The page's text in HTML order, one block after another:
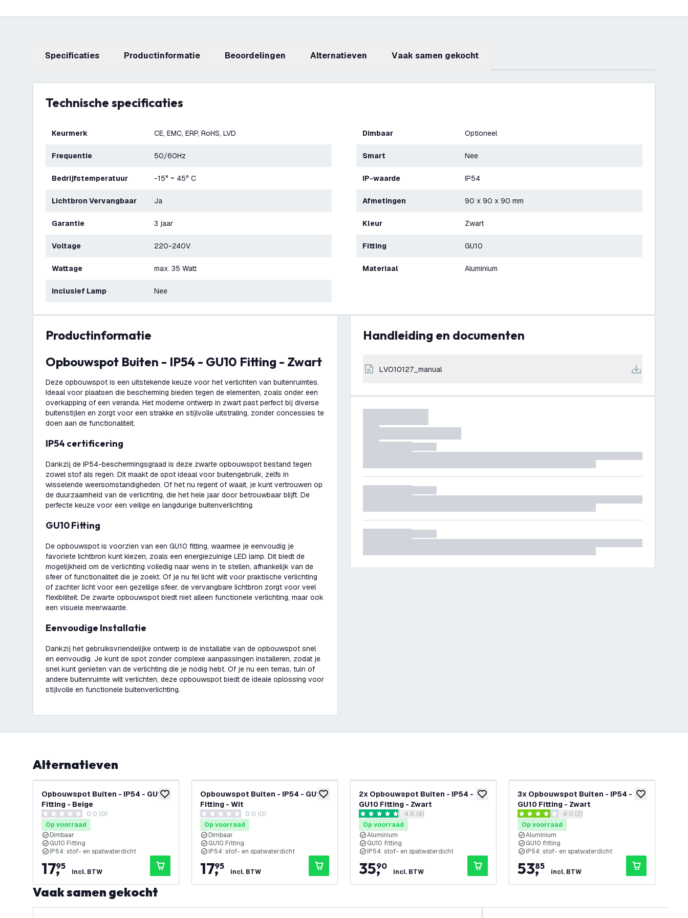
Specificaties productinformatie beoordelingen Alternatieven Vaak samen gekocht
Technische specificaties
Keurmerk CE, EMC, ERP, RoHS, LVD
Frequentie 50/60Hz
Bedrijfstemperatuur -15° ~ 45° C
Lichtbron Vervangbaar Ja
Garantie 3 jaar
Voltage 220-240V
Wattage max. 35 Watt
Inclusief Lamp Nee
Dimbaar Optioneel
Smart Nee
IP-waarde IP54
Afmetingen 90 x 90 x 90 mm
Kleur Zwart
Fitting GU10
Materiaal Aluminium
productinformatie
Opbouwspot Buiten - IP54 - GU10 Fitting - Zwart
Deze opbouwspot is een uitstekende keuze voor het verlichten van buitenruimtes.
Ideaal voor plaatsen die bescherming bieden tegen de elementen, zoals onder een
overkapping of een veranda. Het moderne ontwerp in zwart past perfect bij diverse
buitenstijlen en zorgt voor een strakke en stijlvolle uitstraling, zonder concessies te
doen aan de functionaliteit.
IP54 certificering
Dankzij de IP54-beschermingsgraad is deze zwarte opbouwspot bestand tegen
zowel stof als regen. Dit maakt de spot ideaal voor buitengebruik, zelfs in
wisselende weersomstandigheden. Of het nu regent of waait, je kunt vertrouwen op
de duurzaamheid van de verlichting, die het hele jaar door betrouwbaar blijft. De
perfecte keuze voor een veilige en langdurige buitenverlichting.
GU10 Fitting
De opbouwspot is voorzien van een GU10 fitting, waarmee je eenvoudig je
favoriete lichtbron kunt kiezen, zoals een energiezuinige LED lamp. Dit biedt de
mogelijkheid om de verlichting volledig naar wens in te stellen, afhankelijk van de
sfeer of functionaliteit die je zoekt. Of je nu fel licht wilt voor praktische verlichting
of zachter licht voor een gezellige sfeer, de vervangbare lichtbron zorgt voor veel
flexibiliteit. De zwarte opbouwspot biedt niet alleen functionele verlichting, maar ook
een visuele meerwaarde.
Eenvoudige Installatie
Dankzij het gebruiksvriendelijke ontwerp is de installatie van de opbouwspot snel
en eenvoudig. Je kunt de spot zonder complexe aanpassingen installeren, zodat je
snel kunt genieten van de verlichting die je nodig hebt. Of je nu een terras, tuin of
andere buitenruimte wilt verlichten, deze opbouwspot biedt de ideale oplossing voor
stijlvolle en functionele buitenverlichting.
Handleiding en documenten
LVO10127_manual
Alternatieven
toevoegen aan verlanglijst
Opbouwspot Buiten - IP54 - GU10
Fitting - Beige
0 score sterren0.0 (0)
Op voorraad
Dimbaar
GU10 Fitting
IP54: stof- en spatwaterdicht
17,
95
incl. BTW
toevoegen aan verlanglijst
Opbouwspot Buiten - IP54 - GU10
Fitting - Wit
0 score sterren0.0 (0)
Op voorraad
Dimbaar
GU10 Fitting
IP54: stof- en spatwaterdicht
17,
95
incl. BTW
toevoegen aan verlanglijst
2x Opbouwspot Buiten - IP54 -
GU10 Fitting - Zwart
reviews drawer openen
4.8 score sterren4.8 (4)
Op voorraad
Aluminium
GU10 fitting
IP54: stof- en spatwaterdicht
35,
90
incl. BTW
toevoegen
3x Opbouwspot Buiten - IP54 -
GU10 Fitting - Zwart
reviews drawer openen
4 score sterren4.0 (2)
Op voorraad
Aluminium
GU10 fitting
IP54: stof- en spatwaterdicht
53,
85
incl. BTW
Vaak samen gekocht